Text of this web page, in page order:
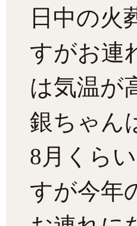
日中の火
すがお連
は気温が
銀ちゃん
8月くら
すが今年